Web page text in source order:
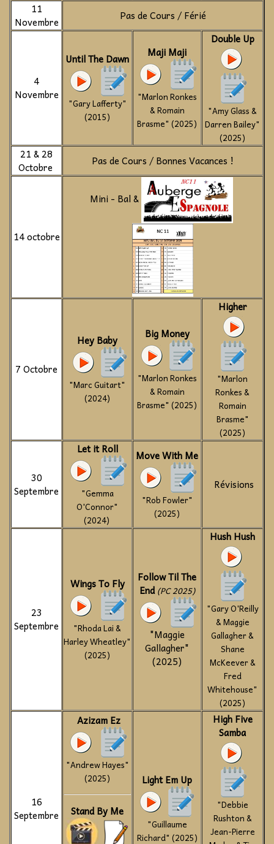
11
Novembre
Pas de Cours / Férié
4
Novembre
Until The Dawn
"Gary Lafferty"
(2015)
Maji Maji
"Marlon Ronkes
& Romain
Brasme" (2025)
Double Up
"Amy Glass &
Darren Bailey"
(2025)
21 & 28
Octobre
Pas de Cours / Bonnes Vacances !
14 octobre
Mini - Bal &
7 Octobre
Hey Baby
"Marc Guitart"
(2024)
Big Money
"Marlon Ronkes
& Romain
Brasme" (2025)
Higher
"Marlon
Ronkes &
Romain
Brasme"
(2025)
30
Septembre
Let it Roll
"Gemma
O'Connor"
(2024)
Move With Me
"Rob Fowler"
(2025)
Révisions
23
Septembre
Wings To Fly
"Rhoda Lai &
Harley Wheatley"
(2025)
Follow Til The
End(PC 2025)
"Maggie
Gallagher"
(2025)
Hush Hush
"Gary O'Reilly
& Maggie
Gallagher &
Shane
McKeever &
Fred
Whitehouse"
(2025)
16
Septembre
Azizam Ez
"Andrew Hayes"
(2025)
Stand By Me
Light Em Up
"Guillaume
Richard" (2025)
High Five
Samba
"Debbie
Rushton &
Jean-Pierre